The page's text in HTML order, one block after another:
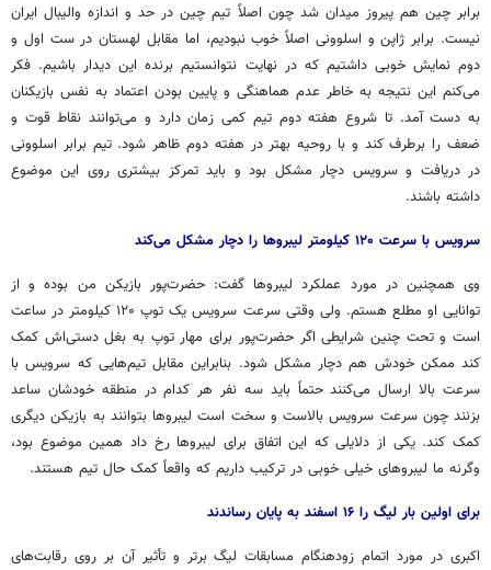
برابرچین هم پیروز میدان شد چون اصلاً تیم چیندر حد و اندازه والیبال ایران
نیست. برابر ژاپن و اسلوونی اصلاً خوب نبودیم، اما مقابل لهستان در ست اول و
دوم نمایش خوبی داشتیم کهدر نهایت نتوانستیم برنده این دیدار باشیم. فکر
می‌کنم این نتیجه به خاطر عدم هماهنگی و پایین بودن اعتماد به نفس بازیکنان
به دست آمد. تا شروعهفته دوم تیم کمی زمان دارد و می‌توانند نقاط قوت و
ضعف را برطرف کند و با روحیه بهتر در هفته دوم ظاهر شود. تیم برابر اسلوونی
در دریافت و سرویس دچار مشکل بود و باید تمرکز بیشتری روی این موضوع
داشته باشند.
سرویس با سرعت ۱۲۰ کیلومتر لیبروها را دچار مشکل می‌کند
وی همچنین در مورد عملکرد لیبروها گفت: حضرت‌پور بازیکن من بودهو از
توانایی او مطلع هستم. ولی وقتی سرعت سرویس یک توپ ۱۲۰ کیلومتر در ساعت
است و تحت چنین شرایطی اگر حضرت‌پور برای مهار توپ به بغل دستی‌اش کمک
کند ممکن خودش هم دچار مشکل شود. بنابراین مقابل تیم‌هایی که سرویس با
سرعت بالا ارسال می‌کنند حتماً باید سه نفر هر کدام در منطقه خودشان ساعد
بزنند چون سرعت سرویس بالاست و سخت است لیبروها بتوانند به بازیکن دیگری
کمک کند. یکی از دلایلی که این اتفاق برای لیبروها رخ داد همین موضوع بود،
وگرنه ما لیبروهای خیلی خوبی در ترکیب داریم که واقعاً کمک حال تیم هستند.
برای اولین بار لیگ را ۱۶ اسفند به پایان رساندند
اکبری در مورد اتمام زودهنگام مسابقات لیگ برتر و تأثیر آن بر روی رقابت‌های